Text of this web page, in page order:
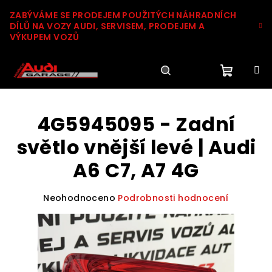
na
obsah
ZABÝVÁME SE PRODEJEM POUŽITÝCH NÁHRADNÍCH
DÍLŮ NA VOZY AUDI, SERVISEM, PRODEJEM A
VÝKUPEM VOZŮ
HledatPřihlášení
košík
4G5945095 - Zadní
světlo vnější levé | Audi
A6 C7, A7 4G
Průměrné
produktu
0,0
Neohodnoceno Podrobnosti hodnocení